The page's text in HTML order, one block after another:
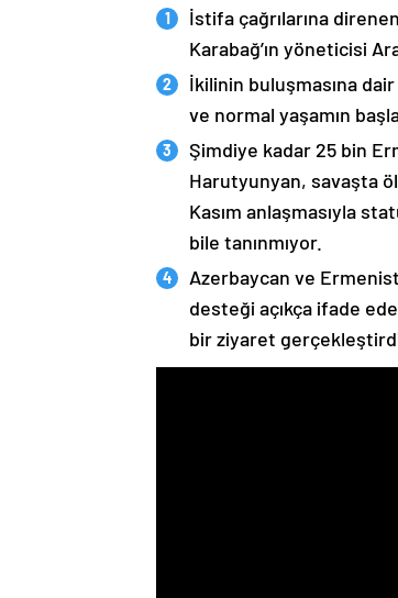
İstifa çağrılarına
Karabağ’ın yöneticisi
İkilinin buluşmasına dair
ve normal yaşamın
Şimdiye kadar 25 bin
Harutyunyan, savaşta
Kasım anlaşmasıyla
bile tanınmıyor.
Azerbaycan ve
desteği açıkça ifade
bir ziyaret